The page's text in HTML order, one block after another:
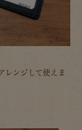
レンジして使えま